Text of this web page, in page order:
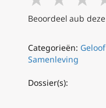
Beoordeel aub
Categorieën:
Samenleving
Dossier(s):